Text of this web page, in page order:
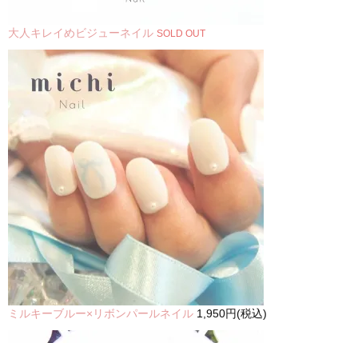
大人キレイめビジューネイル SOLD OUT
ミルキーブルー×リボンパールネイル 1,950円(税込)